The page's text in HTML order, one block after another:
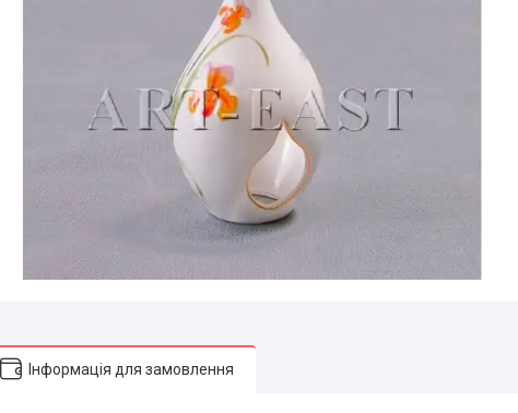
Інформація для замовлення